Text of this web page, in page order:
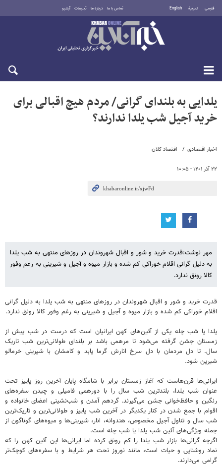
فارسی العربية English تماس با ما درباره ما تبلیغات آرشیو
پنجشنبه ۱۵ مرداد ۱۴۰۵
اخبار اقتصادی اقتصاد کلان
۲۲ آذر ۱۴۰۱ - ۱۰:۰۵
یلدایی به بلندای گرانی/ مردم هیچ اقبالی برای
خرید آجیل شب یلدا ندارند؟
مهر نوشت:قدرت خرید و شور و اقبال شهروندان در روزهای منتهی به شب یلدا
به دلیل گرانی‌ اقلام خوراکی کم شده و بازار میوه و آجیل و شیرینی به رغم وفور
کالا رونق ندارد.
قدرت خرید و شور و اقبال شهروندان در روزهای منتهی به شب یلدا به دلیل گرانی‌
اقلام خوراکی کم شده و بازار میوه و آجیل و شیرینی به رغم وفور کالا رونق ندارد.
یلدا یا شب چله یکی از آئین‌های کهن ایرانیان است که درست در شب پیش از
زمستان جشن گرفته می‌شود تا مرهمی باشد بر بلندای طولانی‌ترین شب تاریک
سال. تا دل مردمان با دل سرخ انارش گرما یابد و کامشان با شیرینی خرمالو
شیرین شود.
ایرانی‌ها قرن‌هاست که آغاز زمستان برابر با شامگاه پایان آخرین روز پاییز تحت
عنوان شب یلدا، بلندترین شب سال را با دورهمی فامیلی و چیدن سفره‌های
رنگین و حافظ‌خوانی جشن می‌گیرند. گردهم آمدن و شب‌نشینی اعضای خانواده و
اقوام با جمع شدن در کنار یکدیگر در آخرین شب پاییز و طولانی‌ترین و تاریک‌ترین
شب سال و تناول آجیل مخصوص، هندوانه، انار، شیرینی‌ها و میوه‌های گوناگون از
جمله ویژگی‌های آئین شب یلدا یا شب چله است.
اگرچه گرانی‌ها بازار شب یلدا را کم رونق کرده اما ایرانی‌ها این آئین کهن را که
نماد روشنایی و حیات است، مانند نوروز تحت هر شرایط و با سفره‌های کوچک‌تر
گرامی می‌دارند.